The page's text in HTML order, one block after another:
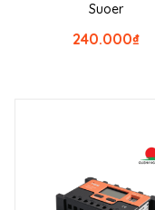
Suoer
₫
240.000